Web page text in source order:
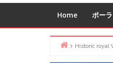
Home ポー
Historic royal